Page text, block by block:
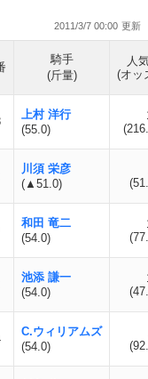
2011/3/7 00:00
騎手
(斤量)
人
(オッ
上村 洋行
(55.0)
川須 栄彦
(▲51.0)
和田 竜二
(54.0)
池添 謙一
(54.0)
C.ウィリアムズ
(54.0)